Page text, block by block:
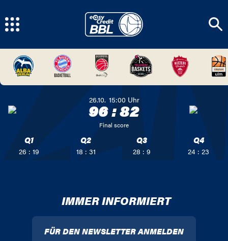
26.10. 15:00 Uhr
96:82
Final score
Q1
26 : 19
Q2
18 : 31
Q3
28 : 9
Q4
24 : 23
IMMER INFORMIERT
FÜR DEN NEWSLETTER ANMELDEN